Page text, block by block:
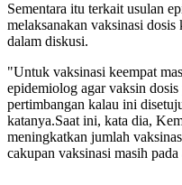
Sementara itu terkait usulan
melaksanakan vaksinasi
dalam diskusi.
"Untuk vaksinasi keempat
epidemiolog agar vaksin
pertimbangan kalau ini
katanya.Saat ini, kata dia,
meningkatkan jumlah
cakupan vaksinasi masih